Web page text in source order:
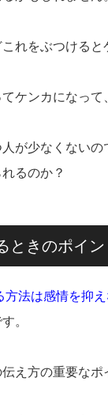
これをぶつける
てケンカになっ
が少なくない
るのか？
ときのポイン
方法は感情を抑え
。
え方の重要な